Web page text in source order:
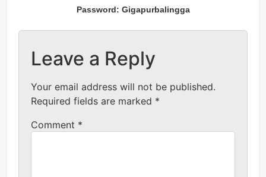
Password: Gigapurbalingga
Leave a Reply
Your email address will not be published.
Required fields are marked *
Comment *